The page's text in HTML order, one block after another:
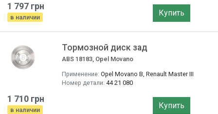
1 797 грн
в наличии Купить
Тормозной диск зад
ABS 18183, Opel Movano
Применение: Opel Movano B, Renault Master III
Номер детали: 44 21 080
1 710 грн
в наличии Купить